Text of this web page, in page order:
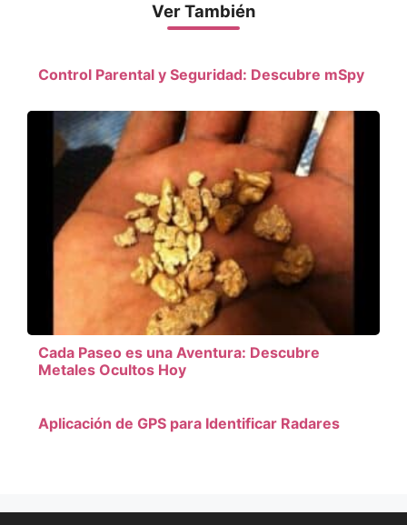
Ver También
Control Parental y Seguridad: Descubre mSpy
Cada Paseo es una Aventura: Descubre
Metales Ocultos Hoy
Aplicación de GPS para Identificar Radares